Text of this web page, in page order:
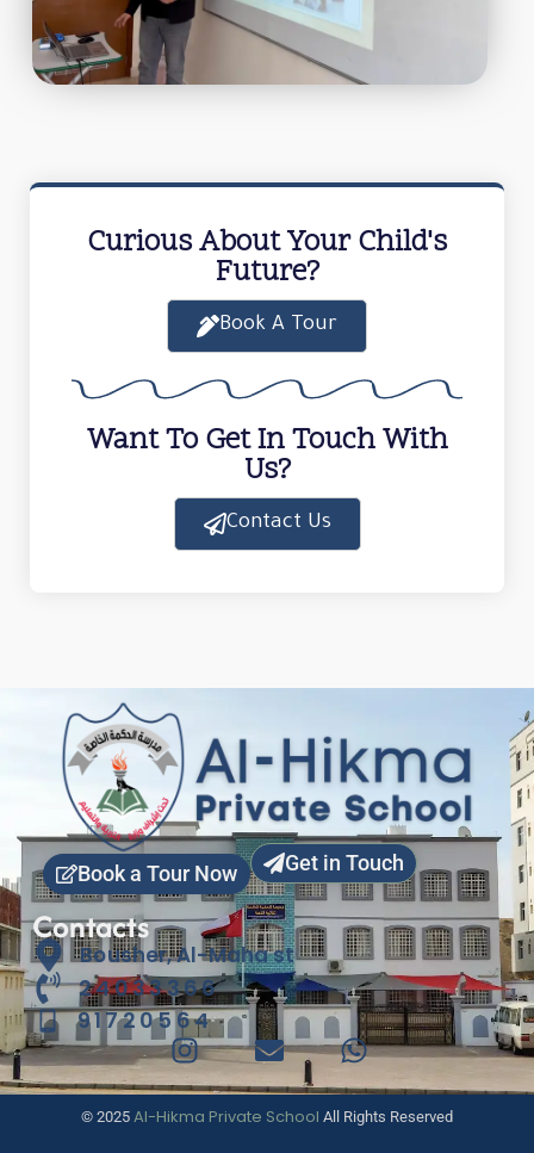
Curious About Your Child's
Future?
Book A Tour
Want To Get In Touch With
Us?
Contact Us
Book a Tour Now Get in Touch
Contacts
Bousher, Al-Maha st
24033366
91720564
© 2025 Al-Hikma Private School All Rights Reserved